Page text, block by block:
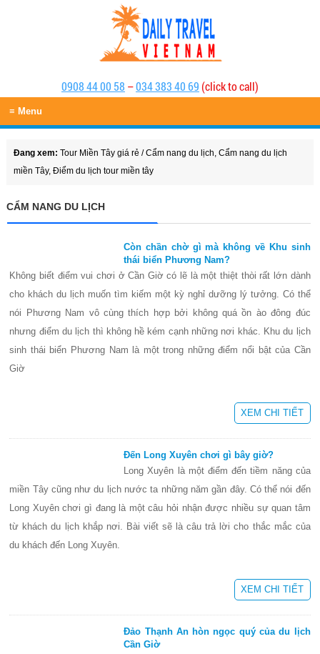
0908 44 00 58 –034 383 40 69 (click to call)
≡ Menu
Đang xem: Tour Miền Tây giá rẻ /Cẩm nang du lịch, Cẩm nang du lịch
miền Tây, Điểm du lịch tour miền tây
CẨM NANG DU LỊCH
Còn chần chờ gì mà không về Khu sinh
thái biển Phương Nam?
Không biết điểm vui chơi ở Cần Giờ có lẽ là một thiệt thòi rất lớn dành
cho khách du lịch muốn tìm kiếm một kỳ nghỉ dưỡng lý tưởng. Có thể
nói Phương Nam vô cùng thích hợp bởi không quá ồn ào đông đúc
nhưng điểm du lịch thì không hề kém cạnh những nơi khác. Khu du lịch
sinh thái biển Phương Nam là một trong những điểm nổi bật của Cần
Giờ
XEM CHI TIẾT
Đến Long Xuyên chơi gì bây giờ?
Long Xuyên là một điểm đến tiềm năng của
miền Tây cũng như du lịch nước ta những năm gần đây. Có thể nói đến
Long Xuyên chơi gì đang là một câu hỏi nhận được nhiều sự quan tâm
từ khách du lịch khắp nơi. Bài viết sẽ là câu trả lời cho thắc mắc của
du khách đến Long Xuyên.
XEM CHI TIẾT
Đảo Thạnh An hòn ngọc quý của du lịch
Cần Giờ